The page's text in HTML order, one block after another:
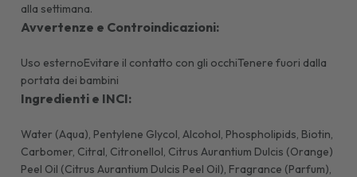
alla settimana.
Avvertenze e Controindicazioni:
Uso esternoEvitare il contatto con gli occhiTenere fuori dalla
portata dei bambini
Ingredienti e INCI:
Water (Aqua), Pentylene Glycol, Alcohol, Phospholipids, Biotin,
Carbomer, Citral, Citronellol, Citrus Aurantium Dulcis (Orange)
Peel Oil (Citrus Aurantium Dulcis Peel Oil), Fragrance (Parfum),